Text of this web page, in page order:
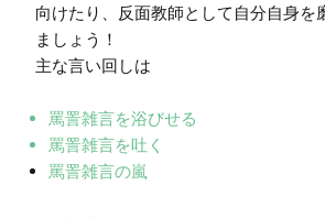
向けたり、反面教師として自分自身を
ましょう！
主な言い回しは
罵詈雑言を浴びせる
罵詈雑言を吐く
罵詈雑言の嵐